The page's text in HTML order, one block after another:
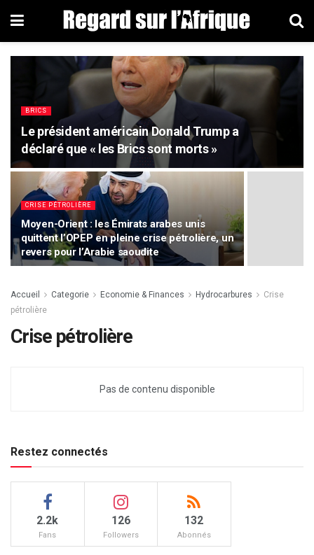
BRICS
Le président américain Donald Trump a
déclaré que « les Brics sont morts »
CRISE PÉTROLIÈRE
Moyen-Orient : les Émirats arabes unis
quittent l’OPEP en pleine crise pétrolière, un
revers pour l’Arabie saoudite
Accueil Categorie Economie & Finances Hydrocarbures
Crise
pétrolière
Crise pétrolière
Pas de contenu disponible
Restez connectés
2.2k
Fans
126
Followers
132
Abonnés